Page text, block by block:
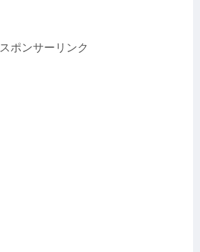
スポンサーリンク